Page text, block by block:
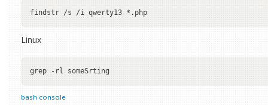
Linux
bash console